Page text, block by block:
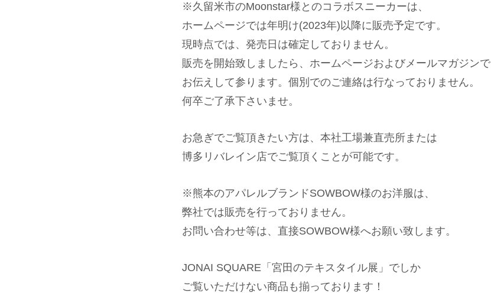
※久留米市のMoonstar様とのコラボスニーカーは、
ホームページでは年明け(2023年)以降に販売予定です。
現時点では、発売日は確定しておりません。
販売を開始致しましたら、ホームページおよびメールマガジンで
お伝えして参ります。個別でのご連絡は行なっておりません。
何卒ご了承下さいませ。
お急ぎでご覧頂きたい方は、本社工場兼直売所または
博多リバレイン店でご覧頂くことが可能です。
※熊本のアパレルブランドSOWBOW様のお洋服は、
弊社では販売を行っておりません。
お問い合わせ等は、直接SOWBOW様へお願い致します。
JONAI SQUARE「宮田のテキスタイル展」でしか
ご覧いただけない商品も揃っております！